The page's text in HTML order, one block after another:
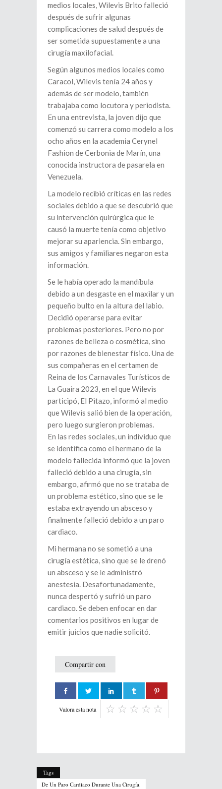
medios locales, Wilevis Brito falleció
después de sufrir algunas
complicaciones de salud después de
ser sometida supuestamente a una
cirugía maxilofacial.
Según algunos medios locales como
Caracol, Wilevis tenía 24 años y
además de ser modelo, también
trabajaba como locutora y periodista.
En una entrevista, la joven dijo que
comenzó su carrera como modelo a los
ocho años en la academia Cerynel
Fashion de Cerbonia de Marín, una
conocida instructora de pasarela en
Venezuela.
La modelo recibió críticas en las redes
sociales debido a que se descubrió que
su intervención quirúrgica que le
causó la muerte tenía como objetivo
mejorar su apariencia. Sin embargo,
sus amigos y familiares negaron esta
información.
Se le había operado la mandíbula
debido a un desgaste en el maxilar y un
pequeño bulto en la altura del labio.
Decidió operarse para evitar
problemas posteriores. Pero no por
razones de belleza o cosmética, sino
por razones de bienestar físico. Una de
sus compañeras en el certamen de
Reina de los Carnavales Turísticos de
La Guaira 2023, en el que Wilevis
participó, El Pitazo, informó al medio
que Wilevis salió bien de la operación,
pero luego surgieron problemas.
En las redes sociales, un individuo que
se identifica como el hermano de la
modelo fallecida informó que la joven
falleció debido a una cirugía, sin
embargo, afirmó que no se trataba de
un problema estético, sino que se le
estaba extrayendo un absceso y
finalmente falleció debido a un paro
cardiaco.
Mi hermana no se sometió a una
cirugía estética, sino que se le drenó
un absceso y se le administró
anestesia. Desafortunadamente,
nunca despertó y sufrió un paro
cardiaco. Se deben enfocar en dar
comentarios positivos en lugar de
emitir juicios que nadie solicitó.
Compartir con
Valora esta nota
Tags
De Un Paro Cardiaco Durante Una Cirugía.